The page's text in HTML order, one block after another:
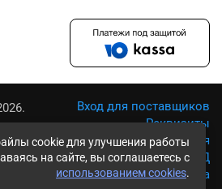
cookie для улучшения работы
на сайте, вы соглашаетесь с
использованием cookies.
Вход для поставщиков
Реквизиты
Условия использования
Политика обработки ПД
Карта сайта